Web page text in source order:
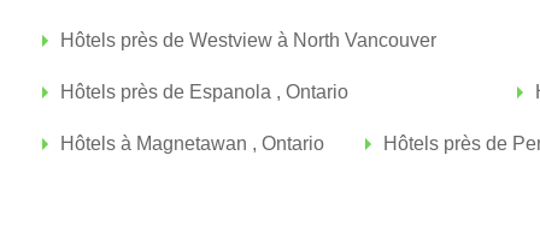
Hôtels près de Westview à North Vancouver
Hôtels près de Espanola , Ontario
Hôtels à Magnetawan , Ontario Hôtels près de